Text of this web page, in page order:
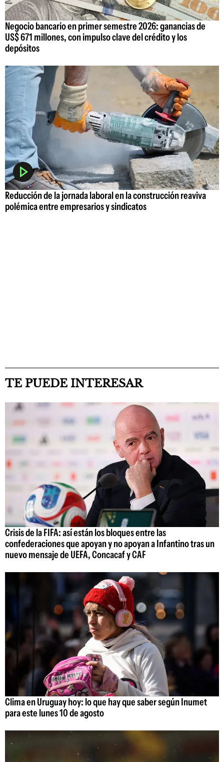
Negocio bancario en primer semestre 2026: ganancias de
US$ 671 millones, con impulso clave del crédito y los
depósitos
Reducción de la jornada laboral en la construcción reaviva
polémica entre empresarios y sindicatos
TE PUEDE INTERESAR
Crisis de la FIFA: así están los bloques entre las
confederaciones que apoyan y no apoyan a Infantino tras un
nuevo mensaje de UEFA, Concacaf y CAF
Clima en Uruguay hoy: lo que hay que saber según Inumet
para este lunes 10 de agosto